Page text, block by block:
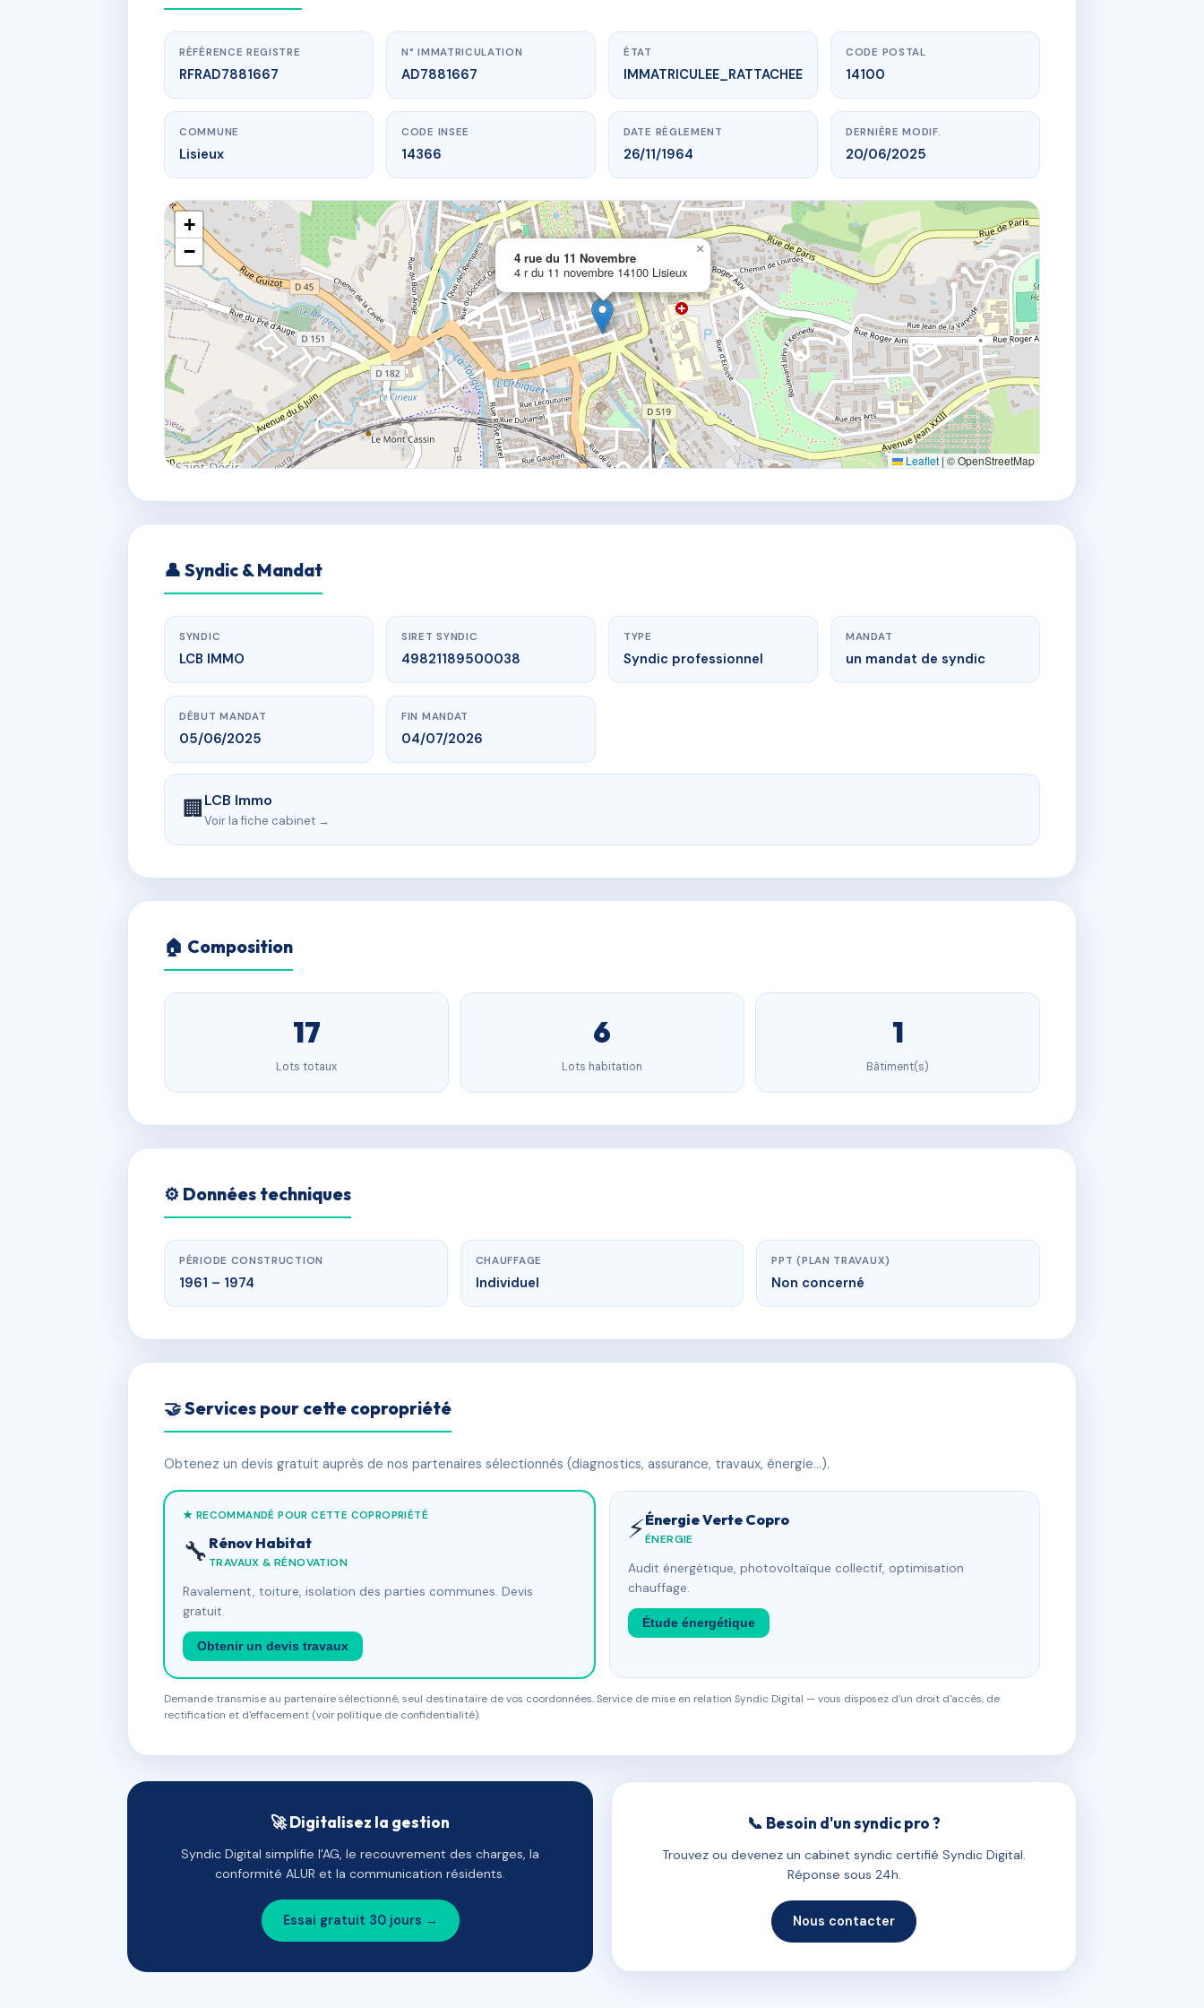
www.vme.plus/AD7881667
4 rue du 11 Novembre
4 r du 11 novembre14100 Lisieux
RÉFÉRENCE REGISTRE
RFRAD7881667
N° IMMATRICULATION
AD7881667
ÉTAT
IMMATRICULEE_RATTACHEE
CODE POSTAL
14100
COMMUNE
Lisieux
CODE INSEE
14366
DATE RÈGLEMENT
26/11/1964
DERNIÈRE MODIF.
20/06/2025
4 rue du 11 Novembre
4 r du 11 novembre 14100 Lisieux
×
+
−
Leaflet | © OpenStreetMap
👤 Syndic & Mandat
SYNDIC
LCB IMMO
SIRET SYNDIC
49821189500038
TYPE
Syndic professionnel
MANDAT
un mandat de syndic
DÉBUT MANDAT
05/06/2025
FIN MANDAT
04/07/2026
🏢LCB Immo
Voir la fiche cabinet →
🏠 Composition
17
Lots totaux
6
Lots habitation
1
Bâtiment(s)
⚙️ Données techniques
PÉRIODE CONSTRUCTION
1961 – 1974
CHAUFFAGE
Individuel
PPT (PLAN TRAVAUX)
Non concerné
🤝 Services pour cette copropriété
Obtenez un devis gratuit auprès de nos partenaires sélectionnés (diagnostics, assurance, travaux, énergie…).
★ RECOMMANDÉ POUR CETTE COPROPRIÉTÉ
🔧 Rénov Habitat
TRAVAUX & RÉNOVATION
Ravalement, toiture, isolation des parties communes. Devis
gratuit.
Obtenir un devis travaux
⚡Énergie Verte Copro
ÉNERGIE
Audit énergétique, photovoltaïque collectif, optimisation
chauffage.
Étude énergétique
Demande transmise au partenaire sélectionné, seul destinataire de vos coordonnées. Service de mise en relation Syndic Digital — vous disposez d'un droit d'accès, de
rectification et d'effacement (voir politique de confidentialité).
🚀 Digitalisez la gestion
Syndic Digital simplifie l'AG, le recouvrement des charges, la
conformité ALUR et la communication résidents.
Essai gratuit 30 jours →
📞 Besoin d'un syndic pro ?
Trouvez ou devenez un cabinet syndic certifié Syndic Digital.
Réponse sous 24h.
Nous contacter